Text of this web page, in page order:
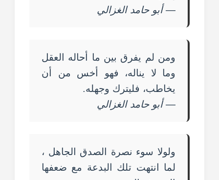
—أبو حامد الغزالي
ومن لم يفرق بين ما أحاله العقل
وما لا يناله، فهو أخس من أن
يخاطب، فليترك وجهله.
—أبو حامد الغزالي
ولولا سوء نصرة الصدق الجاهل ،
لما انتهت تلك البدعة مع ضعفها